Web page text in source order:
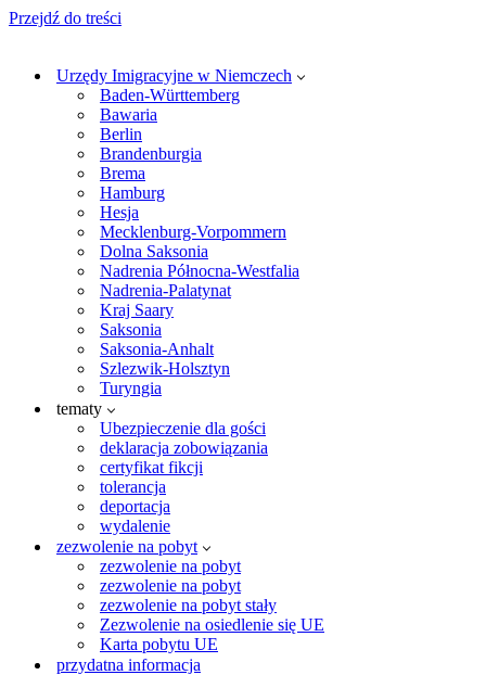
Przejdź do treści
Urzędy Imigracyjne w Niemczech
Baden-Württemberg
Bawaria
Berlin
Brandenburgia
Brema
Hamburg
Hesja
Mecklenburg-Vorpommern
Dolna Saksonia
Nadrenia Północna-Westfalia
Nadrenia-Palatynat
Kraj Saary
Saksonia
Saksonia-Anhalt
Szlezwik-Holsztyn
Turyngia
tematy
Ubezpieczenie dla gości
deklaracja zobowiązania
certyfikat fikcji
tolerancja
deportacja
wydalenie
zezwolenie na pobyt
zezwolenie na pobyt
zezwolenie na pobyt
zezwolenie na pobyt stały
Zezwolenie na osiedlenie się UE
Karta pobytu UE
przydatna informacja